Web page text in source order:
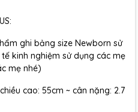
ghi bảng size Newborn sử
kinh nghiệm sử dụng các mẹ
mẹ nhé)
cao: 55cm ~ cân nặng: 2.7